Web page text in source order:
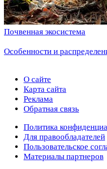
Почвенная экосистема
Особенности и
О сайте
Карта сайта
Реклама
Обратная связь
Политика
Для правообладателей
Пользовательское
Материалы партнеров